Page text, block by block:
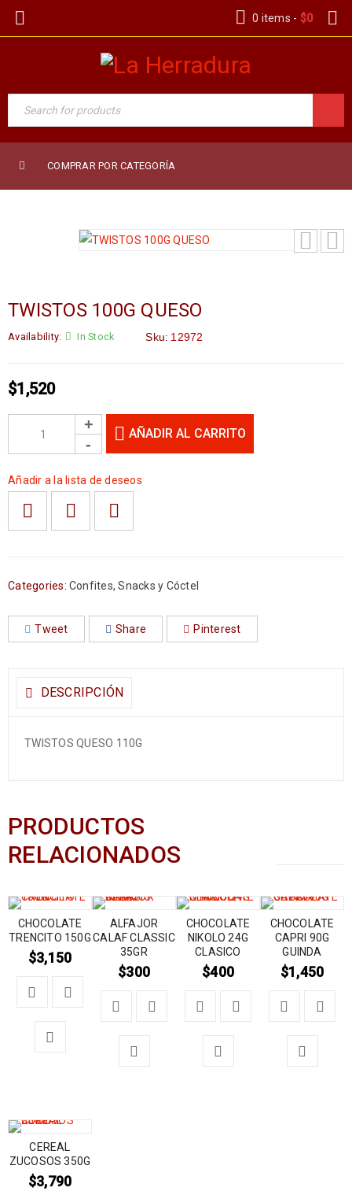
0 items - $0
COMPRAR POR CATEGORÍA
TWISTOS 100G QUESO
Availability: In Stock Sku: 12972
$1,520
AÑADIR AL CARRITO
Añadir a la lista de deseos
Categories: Confites,Snacks y Cóctel
Tweet Share Pinterest
DESCRIPCIÓN
TWISTOS QUESO 110G
PRODUCTOS
RELACIONADOS
CHOCOLATE
TRENCITO 150G
$3,150
ALFAJOR
CALAF CLASSIC
35GR
$300
CHOCOLATE
NIKOLO 24G
CLASICO
$400
CHOCOLATE
CAPRI 90G
GUINDA
$1,450
CEREAL
ZUCOSOS 350G
$3,790